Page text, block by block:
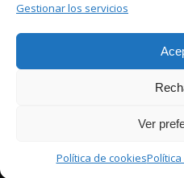
Gestionar los servicios
Ver
Política de cookies
© Copyright -Asociación Engloba-